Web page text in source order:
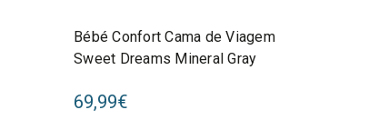
Bébé Confort Cama de Viagem
Sweet Dreams Mineral Gray
69,99€